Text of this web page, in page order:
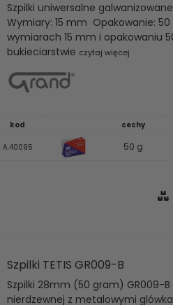
Szpilki uniwersalne
Wymiary: 15 mm Opakowanie:
wymiarach 15 mm i opakowaniu
bukieciarstwie czytaj więcej
kod cechy
A.40095 50 g
Szpilki TETIS GR009-B
Szpilki 28mm (50 gram) GR009-
nierdzewnej z metalowymi